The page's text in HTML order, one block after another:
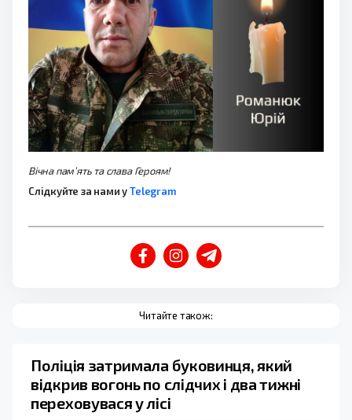
Вічна пам’ять та слава Героям!
Слідкуйте за нами уTelegram
Читайте також:
Поліція затримала буковинця, який
відкрив вогонь по слідчих і два тижні
переховувася у лісі